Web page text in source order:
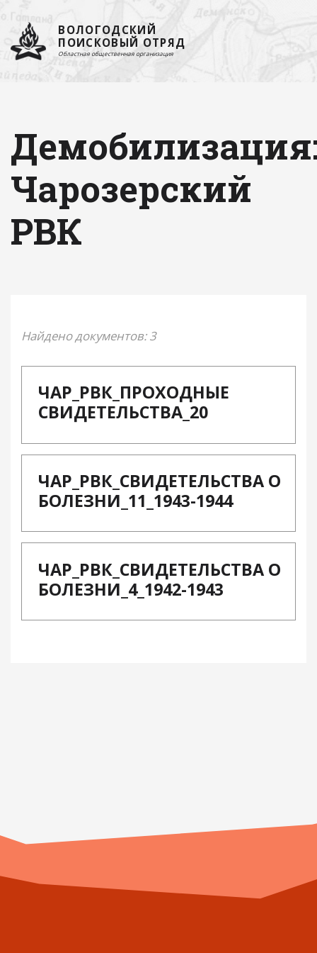
ВОЛОГОДСКИЙ
ПОИСКОВЫЙ ОТРЯД
Областная общественная организация
Чарозерский
РВК
Найдено документов: 3
ЧАР_РВК_ПРОХОДНЫЕ
СВИДЕТЕЛЬСТВА_20
ЧАР_РВК_СВИДЕТЕЛЬСТВА О
БОЛЕЗНИ_11_1943-1944
ЧАР_РВК_СВИДЕТЕЛЬСТВА О
БОЛЕЗНИ_4_1942-1943